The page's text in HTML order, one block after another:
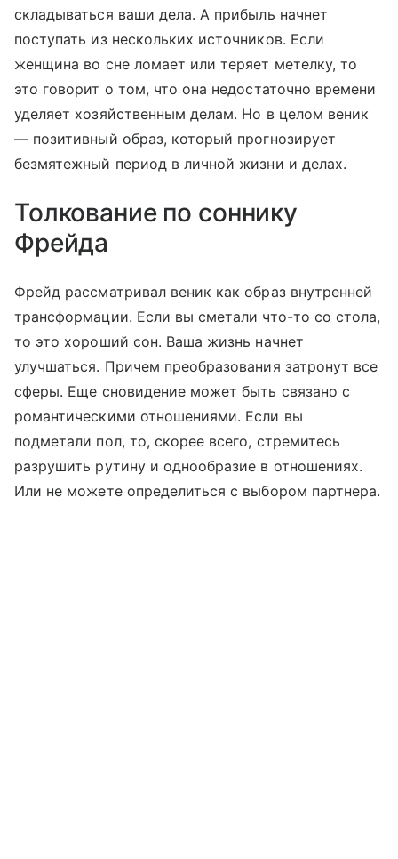
складываться ваши дела. А прибыль начнет
поступать из нескольких источников. Если
женщина во сне ломает или теряет метелку, то
это говорит о том, что она недостаточно времени
уделяет хозяйственным делам. Но в целом веник
— позитивный образ, который прогнозирует
безмятежный период в личной жизни и делах.
Толкование по соннику
Фрейда
Фрейд рассматривал веник как образ внутренней
трансформации. Если вы сметали что-то со стола,
то это хороший сон. Ваша жизнь начнет
улучшаться. Причем преобразования затронут все
сферы. Еще сновидение может быть связано с
романтическими отношениями. Если вы
подметали пол, то, скорее всего, стремитесь
разрушить рутину и однообразие в отношениях.
Или не можете определиться с выбором партнера.